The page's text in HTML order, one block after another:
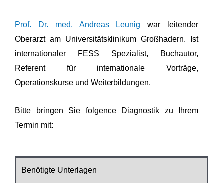
Prof. Dr. med. Andreas Leunig war leitender
Oberarzt am Universitätsklinikum Großhadern. Ist
internationaler FESS Spezialist, Buchautor,
Referent für internationale Vorträge,
Operationskurse und Weiterbildungen.
Bitte bringen Sie folgende Diagnostik zu Ihrem
Termin mit:
Benötigte Unterlagen